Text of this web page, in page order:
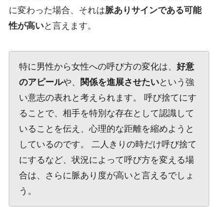
に変わった場合、それは脈ありサインである可能
性が高いと言えます。
特に男性から女性への呼び方の変化は、 好意
のアピールや、 関係を進展させたいという強
い意志の表れと考えられます。 呼び捨てにす
ることで、相手を特別な存在として認識して
いることを伝え、心理的な距離を縮めようと
しているのです。 二人きりの時だけ呼び捨て
にするなど、状況によって呼び方を変える場
合は、さらに脈あり度が高いと言えるでしょ
う。